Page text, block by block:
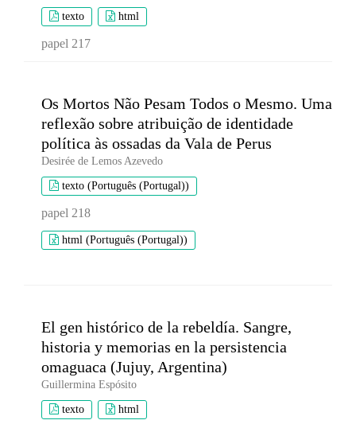
texto html
papel 217
Os Mortos Não Pesam Todos o Mesmo. Uma
reflexão sobre atribuição de identidade
política às ossadas da Vala de Perus
Desirée de Lemos Azevedo
texto (Português (Portugal))
html (Português (Portugal))
papel 218
El gen histórico de la rebeldía. Sangre,
historia y memorias en la persistencia
omaguaca (Jujuy, Argentina)
Guillermina Espósito
texto html